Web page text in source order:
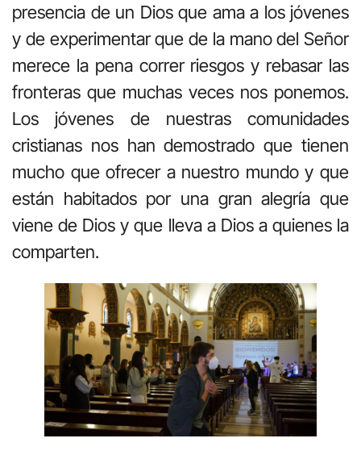
presencia de un Dios que ama a los jóvenes
y de experimentar que de la mano del Señor
merece la pena correr riesgos y rebasar las
fronteras que muchas veces nos ponemos.
Los jóvenes de nuestras comunidades
cristianas nos han demostrado que tienen
mucho que ofrecer a nuestro mundo y que
están habitados por una gran alegría que
viene de Dios y que lleva a Dios a quienes la
comparten.